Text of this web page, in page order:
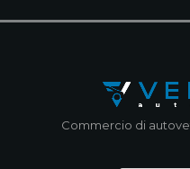
Commercio di